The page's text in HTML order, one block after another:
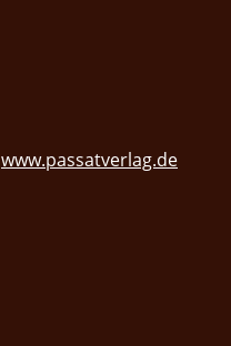
www.passatverlag.de